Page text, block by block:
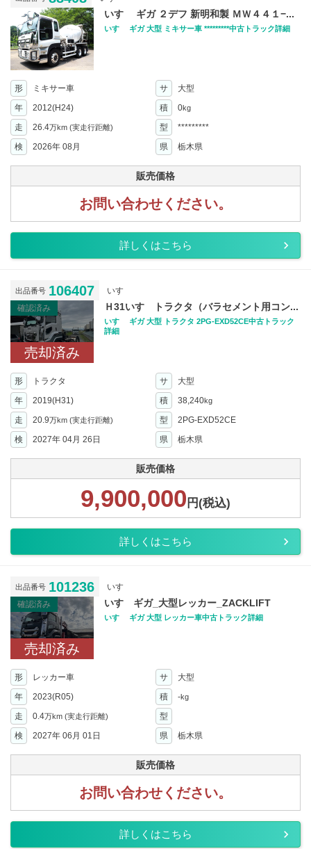
いすゞ ギガ ２デフ 新明和製 ＭＷ４４１−...
いすゞ ギガ 大型 ミキサー車 *********中古トラック詳細
形 ミキサー車 サ
大型
年
2012(H24) 積 0kg
走 26.4万km (実走行距離) 型
*********
検
2026年 08月 県 栃木県
販売価格
お問い合わせください。
詳しくはこちら
出品番号 106407
いすゞ
確認済み
売却済み
Ｈ31いすゞトラクタ（バラセメント用コン...
いすゞ ギガ 大型 トラクタ 2PG-EXD52CE中古トラック
詳細
形 トラクタ サ
大型
年
2019(H31) 積 38,240kg
走 20.9万km (実走行距離) 型
2PG-EXD52CE
検
2027年 04月 26日 県 栃木県
販売価格
9,900,000 円(税込)
詳しくはこちら
出品番号 101236
いすゞ
確認済み
売却済み
いすゞギガ_大型レッカー_ZACKLIFT
いすゞ ギガ 大型 レッカー車中古トラック詳細
形 レッカー車 サ
大型
年
2023(R05) 積 -kg
走 0.4万km (実走行距離)
型
検
2027年 06月 01日 県 栃木県
販売価格
お問い合わせください。
詳しくはこちら